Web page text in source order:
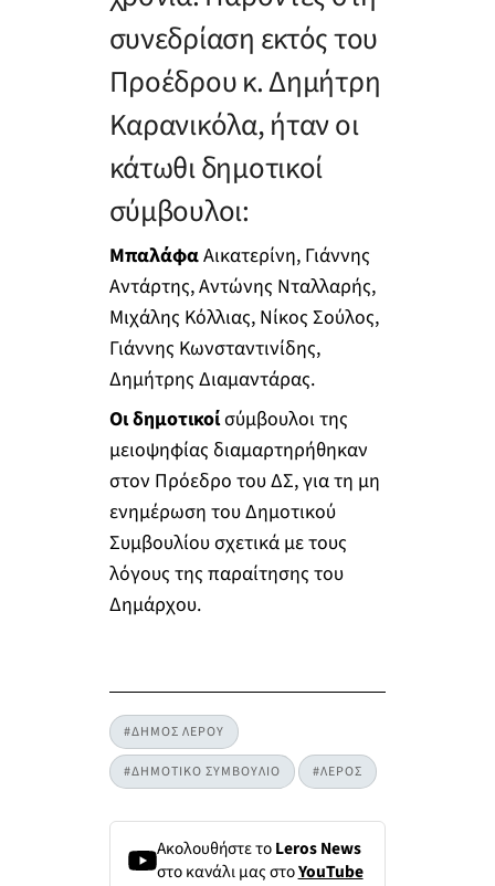
συνεδρίαση εκτός του
Προέδρου κ. Δημήτρη
Καρανικόλα, ήταν οι
κάτωθι δημοτικοί
σύμβουλοι:
ΜπαλάφαΑικατερίνη, Γιάννης
Αντάρτης, Αντώνης Νταλλαρής,
Μιχάλης Κόλλιας, Νίκος Σούλος,
Γιάννης Κωνσταντινίδης,
Δημήτρης Διαμαντάρας.
Οι δημοτικοίσύμβουλοι της
μειοψηφίας διαμαρτηρήθηκαν
στον Πρόεδρο του ΔΣ, για τη μη
ενημέρωση του Δημοτικού
Συμβουλίου σχετικά με τους
λόγους της παραίτησης του
Δημάρχου.
#ΔΗΜΟΣ ΛΕΡΟΥ
#ΔΗΜΟΤΙΚΟ ΣΥΜΒΟΥΛΙΟ #ΛΕΡΟΣ
Ακολουθήστε τοLeros News
στο κανάλι μας στοYouTube